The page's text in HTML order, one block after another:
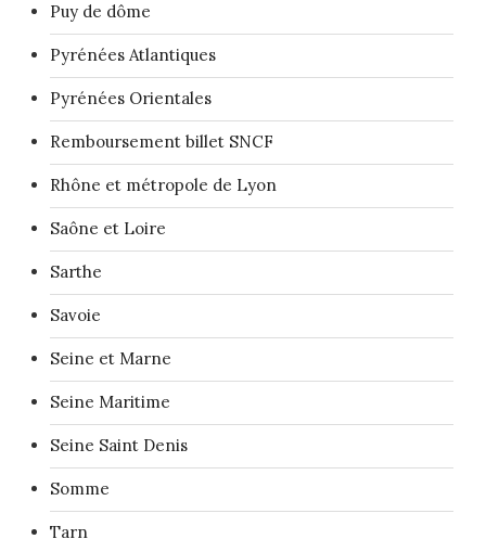
Puy de dôme
Pyrénées Atlantiques
Pyrénées Orientales
Remboursement billet SNCF
Rhône et métropole de Lyon
Saône et Loire
Sarthe
Savoie
Seine et Marne
Seine Maritime
Seine Saint Denis
Somme
Tarn